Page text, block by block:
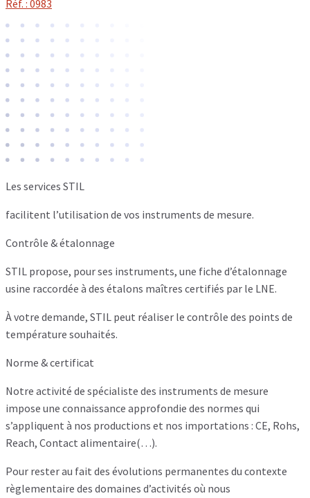
Réf. : 0983
Les services STIL
facilitent l’utilisation de vos instruments de mesure.
Contrôle & étalonnage
STIL propose, pour ses instruments, une fiche d’étalonnage
usine raccordée à des étalons maîtres certifiés par le LNE.
À votre demande, STIL peut réaliser le contrôle des points de
température souhaités.
Norme & certificat
Notre activité de spécialiste des instruments de mesure
impose une connaissance approfondie des normes qui
s’appliquent à nos productions et nos importations : CE, Rohs,
Reach, Contact alimentaire(…).
Pour rester au fait des évolutions permanentes du contexte
règlementaire des domaines d’activités où nous